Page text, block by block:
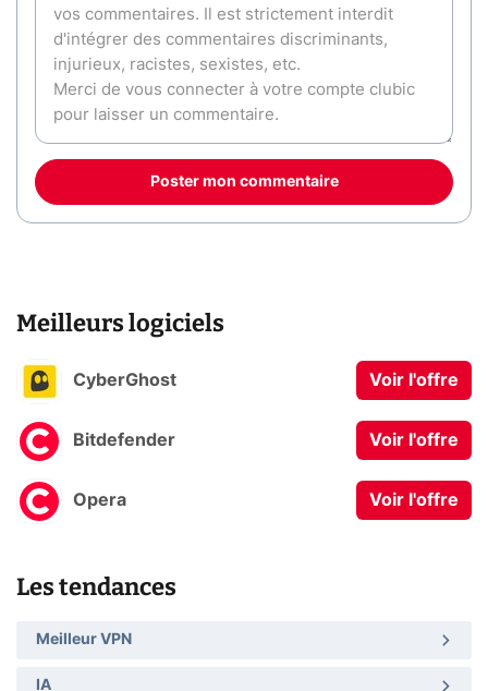
Poster mon commentaire
Meilleurs logiciels
CyberGhost Voir l'offre
Bitdefender Voir l'offre
Opera Voir l'offre
Les tendances
Meilleur VPN
IA